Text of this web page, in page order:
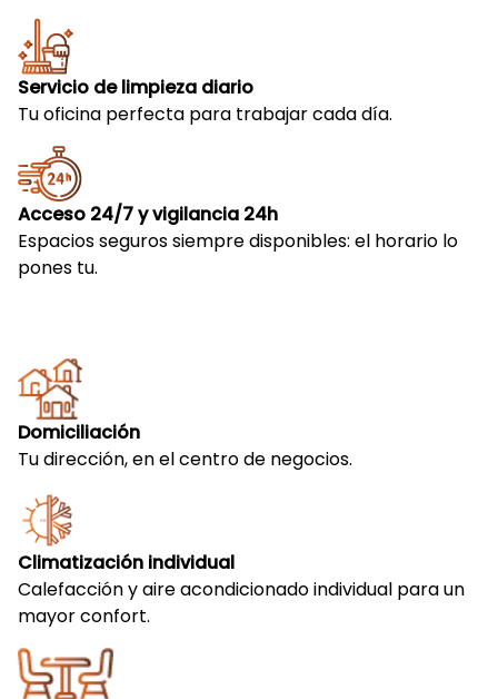
Servicio de limpieza diario
Tu oficina perfecta para trabajar cada día.
Acceso 24/7 y vigilancia 24h
Espacios seguros siempre disponibles: el horario lo
pones tu.
Domiciliación
Tu dirección, en el centro de negocios.
Climatización individual
Calefacción y aire acondicionado individual para un
mayor confort.